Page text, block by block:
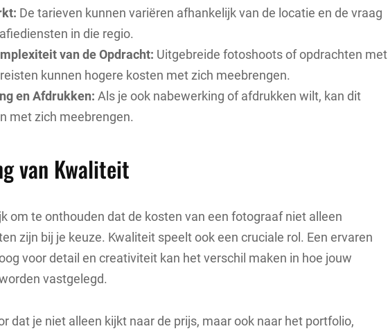
De tarieven kunnen variëren afhankelijk van de locatie en de vraag
in die regio.
van de Opdracht: Uitgebreide fotoshoots of opdrachten met
kunnen hogere kosten met zich meebrengen.
en Afdrukken: Als je ook nabewerking of afdrukken wilt, kan dit
met zich meebrengen.
van Kwaliteit
om te onthouden dat de kosten van een fotograaf niet alleen
zijn bij je keuze. Kwaliteit speelt ook een cruciale rol. Een ervaren
voor detail en creativiteit kan het verschil maken in hoe jouw
vastgelegd.
dat je niet alleen kijkt naar de prijs, maar ook naar het portfolio,